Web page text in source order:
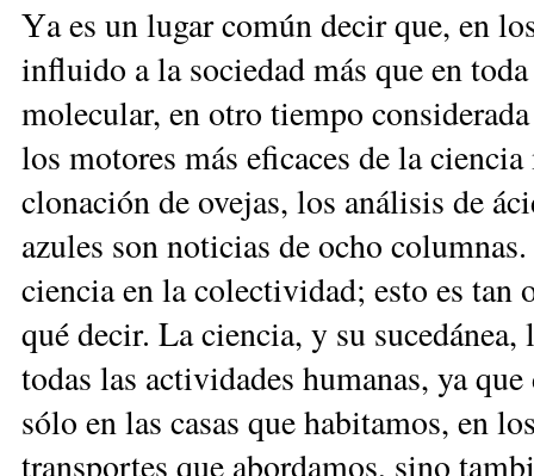
Ya es un lugar común decir que, en
influido a la sociedad más que en
molecular, en otro tiempo
los motores más eficaces de la
clonación de ovejas, los análisis de
azules son noticias de ocho
ciencia en la colectividad; esto es tan
qué decir. La ciencia, y su
todas las actividades humanas, ya
sólo en las casas que habitamos, en
transportes que abordamos, sino